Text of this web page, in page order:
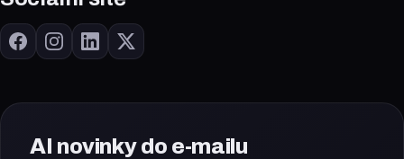
AI novinky do e-mailu